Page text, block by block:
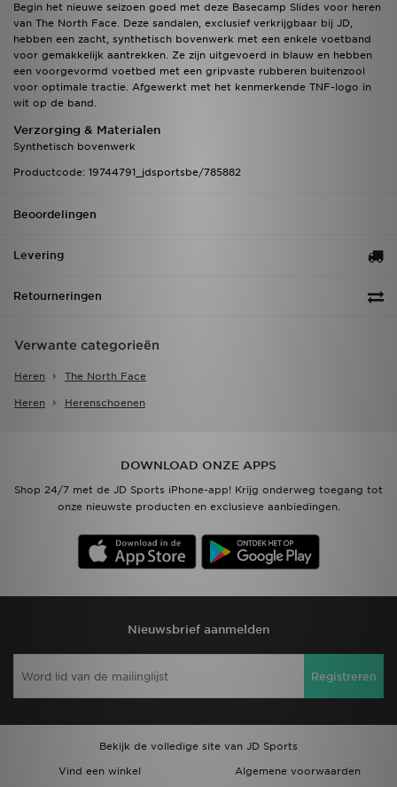
Begin het nieuwe seizoen goed met deze Basecamp Slides voor heren
van The North Face. Deze sandalen, exclusief verkrijgbaar bij JD,
hebben een zacht, synthetisch bovenwerk met een enkele voetband
voor gemakkelijk aantrekken. Ze zijn uitgevoerd in blauw en hebben
een voorgevormd voetbed met een gripvaste rubberen buitenzool
voor optimale tractie. Afgewerkt met het kenmerkende TNF-logo in
wit op de band.
Verzorging & Materialen
Synthetisch bovenwerk
Productcode: 19744791_jdsportsbe/785882
Beoordelingen
Levering
Retourneringen
Verwante categorieën
Heren The North Face
Heren Herenschoenen
DOWNLOAD ONZE APPS
Shop 24/7 met de JD Sports iPhone-app! Krijg onderweg toegang tot
onze nieuwste producten en exclusieve aanbiedingen.
Nieuwsbrief aanmelden
Registreren
Bekijk de volledige site van JD Sports
Vind een winkel
Algemene voorwaarden